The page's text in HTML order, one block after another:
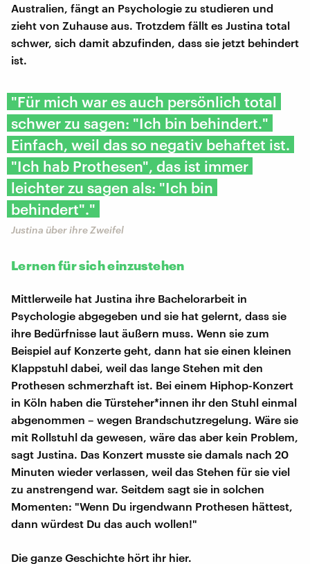
Australien, fängt an Psychologie zu studieren und
zieht von Zuhause aus. Trotzdem fällt es Justina total
schwer, sich damit abzufinden, dass sie jetzt behindert
ist.
"Für mich war es auch persönlich total
schwer zu sagen: "Ich bin behindert."
Einfach, weil das so negativ behaftet ist.
"Ich hab Prothesen", das ist immer
leichter zu sagen als: "Ich bin
behindert"."
Justina über ihre Zweifel
Lernen für sich einzustehen
Mittlerweile hat Justina ihre Bachelorarbeit in
Psychologie abgegeben und sie hat gelernt, dass sie
ihre Bedürfnisse laut äußern muss. Wenn sie zum
Beispiel auf Konzerte geht, dann hat sie einen kleinen
Klappstuhl dabei, weil das lange Stehen mit den
Prothesen schmerzhaft ist. Bei einem Hiphop-Konzert
in Köln haben die Türsteher*innen ihr den Stuhl einmal
abgenommen – wegen Brandschutzregelung. Wäre sie
mit Rollstuhl da gewesen, wäre das aber kein Problem,
sagt Justina. Das Konzert musste sie damals nach 20
Minuten wieder verlassen, weil das Stehen für sie viel
zu anstrengend war. Seitdem sagt sie in solchen
Momenten: "Wenn Du irgendwann Prothesen hättest,
dann würdest Du das auch wollen!"
Die ganze Geschichte hört ihr hier.